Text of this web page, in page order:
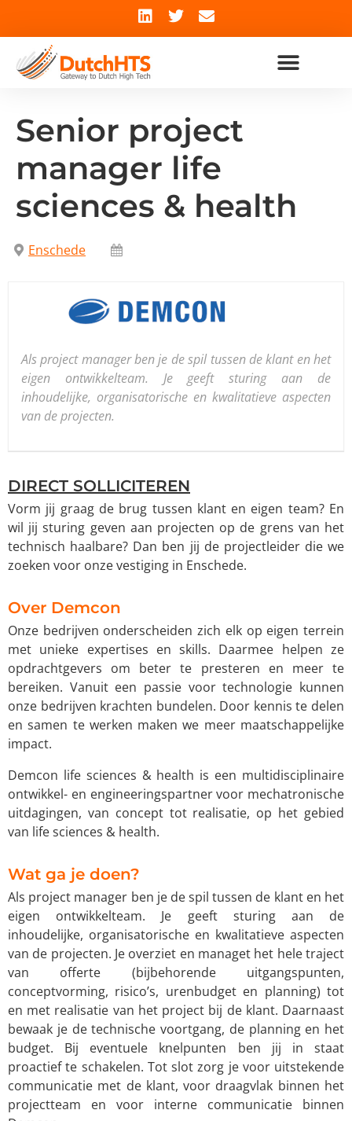
Senior project
manager life
sciences & health
Enschede
Als project manager ben je de spil tussen de klant en het
eigen ontwikkelteam. Je geeft sturing aan de
inhoudelijke, organisatorische en kwalitatieve aspecten
van de projecten.
DIRECT SOLLICITEREN
Vorm jij graag de brug tussen klant en eigen team? En
wil jij sturing geven aan projecten op de grens van het
technisch haalbare? Dan ben jij de projectleider die we
zoeken voor onze vestiging in Enschede.
Over Demcon
Onze bedrijven onderscheiden zich elk op eigen terrein
met unieke expertises en skills. Daarmee helpen ze
opdrachtgevers om beter te presteren en meer te
bereiken. Vanuit een passie voor technologie kunnen
onze bedrijven krachten bundelen. Door kennis te delen
en samen te werken maken we meer maatschappelijke
impact.
Demcon life sciences & health is een multidisciplinaire
ontwikkel- en engineeringspartner voor mechatronische
uitdagingen, van concept tot realisatie, op het gebied
van life sciences & health.
Wat ga je doen?
Als project manager ben je de spil tussen de klant en het
eigen ontwikkelteam. Je geeft sturing aan de
inhoudelijke, organisatorische en kwalitatieve aspecten
van de projecten. Je overziet en managet het hele traject
van offerte (bijbehorende uitgangspunten,
conceptvorming, risico’s, urenbudget en planning) tot
en met realisatie van het project bij de klant. Daarnaast
bewaak je de technische voortgang, de planning en het
budget. Bij eventuele knelpunten ben jij in staat
proactief te schakelen. Tot slot zorg je voor uitstekende
communicatie met de klant, voor draagvlak binnen het
projectteam en voor interne communicatie binnen